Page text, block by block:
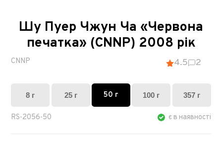
Шу Пуер Чжун Ча «Червона
печатка» (CNNP) 2008 рік
CNNP 4.5 2
8 г 25 г 50 г 100 г 357 г
RS-2056-50 є в наявності